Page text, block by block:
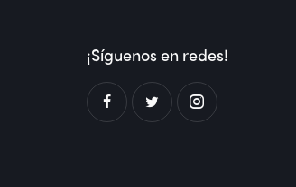
¡Síguenos en redes!